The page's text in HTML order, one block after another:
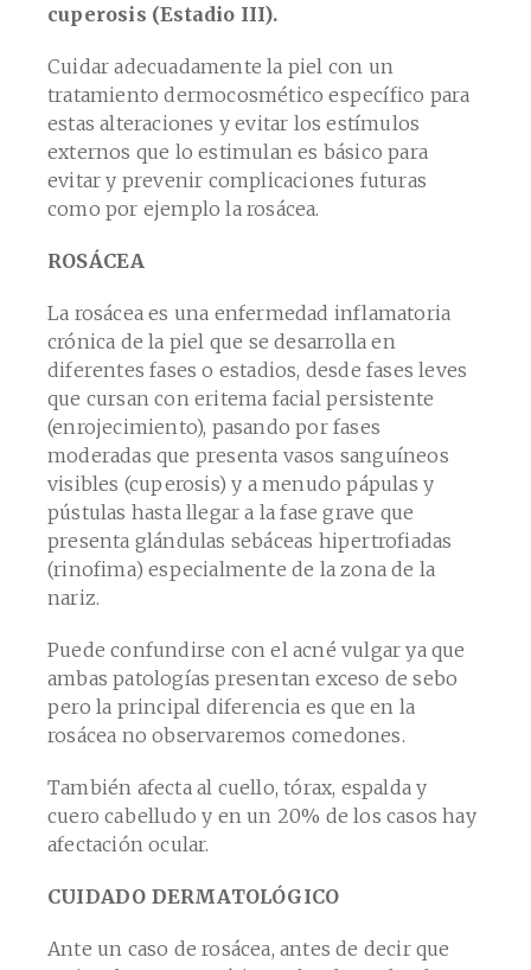
cuperosis (Estadio III).
Cuidar adecuadamente la piel con un
tratamiento dermocosmético específico para
estas alteraciones y evitar los estímulos
externos que lo estimulan es básico para
evitar y prevenir complicaciones futuras
como por ejemplo la rosácea.
ROSÁCEA
La rosácea es una enfermedad inflamatoria
crónica de la piel que se desarrolla en
diferentes fases o estadios, desde fases leves
que cursan con eritema facial persistente
(enrojecimiento), pasando por fases
moderadas que presenta vasos sanguíneos
visibles (cuperosis) y a menudo pápulas y
pústulas hasta llegar a la fase grave que
presenta glándulas sebáceas hipertrofiadas
(rinofima) especialmente de la zona de la
nariz.
Puede confundirse con el acné vulgar ya que
ambas patologías presentan exceso de sebo
pero la principal diferencia es que en la
rosácea no observaremos comedones.
También afecta al cuello, tórax, espalda y
cuero cabelludo y en un 20% de los casos hay
afectación ocular.
CUIDADO DERMATOLÓGICO
Ante un caso de rosácea, antes de decir que